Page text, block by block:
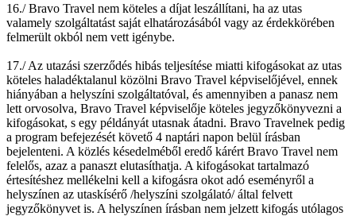
16./ Bravo Travel nem köteles a díjat leszállítani, ha az utas
valamely szolgáltatást saját elhatározásából vagy az érdekkörében
felmerült okból nem vett igénybe.
17./ Az utazási szerződés hibás teljesítése miatti kifogásokat az utas
köteles haladéktalanul közölni Bravo Travel képviselőjével, ennek
hiányában a helyszíni szolgáltatóval, és amennyiben a panasz nem
lett orvosolva, Bravo Travel képviselője köteles jegyzőkönyvezni a
kifogásokat, s egy példányát utasnak átadni. Bravo Travelnek pedig
a program befejezését követő 4 naptári napon belül írásban
bejelenteni. A közlés késedelméből eredő kárért Bravo Travel nem
felelős, azaz a panaszt elutasíthatja. A kifogásokat tartalmazó
értesítéshez mellékelni kell a kifogásra okot adó eseményről a
helyszínen az utaskísérő /helyszíni szolgálató/ által felvett
jegyzőkönyvet is. A helyszínen írásban nem jelzett kifogás utólagos